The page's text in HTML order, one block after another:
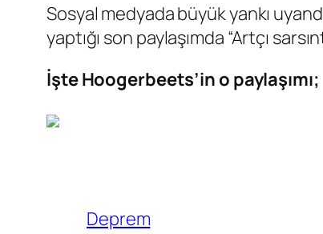
Sosyal medyada büyük yankı
yaptığı son paylaşımda “Artçı
İşte Hoogerbeets’in o paylaşımı;
Deprem